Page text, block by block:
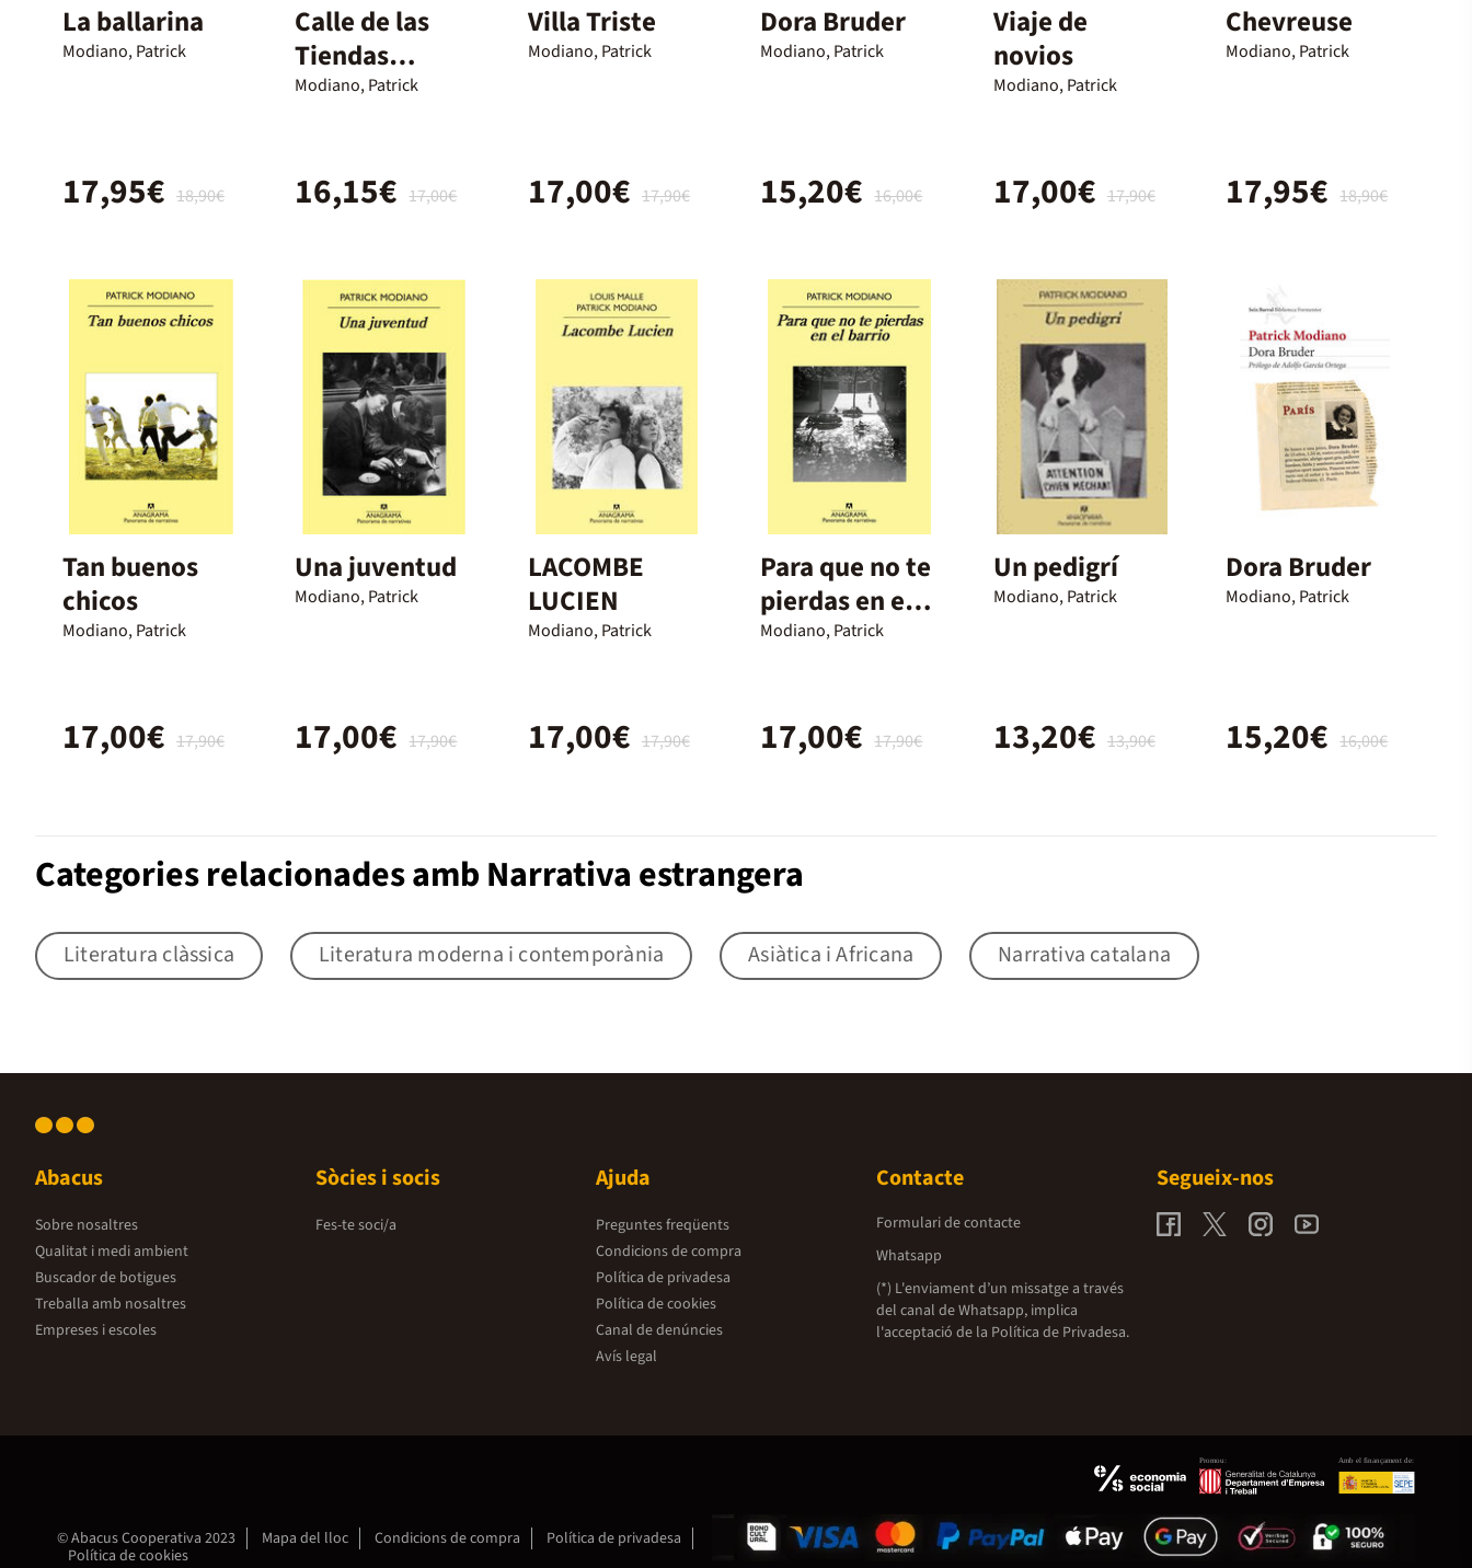
La ballarina
Modiano, Patrick
18,90€
17,95€
Calle de las
Tiendas
Oscuras
Modiano, Patrick
17,00€
16,15€
Villa Triste
Modiano, Patrick
17,90€
17,00€
Dora Bruder
Modiano, Patrick
16,00€
15,20€
Viaje de
novios
Modiano, Patrick
17,90€
17,00€
Chevreuse
Modiano, Patrick
18,90€
17,95€
Tan buenos
chicos
Modiano, Patrick
17,90€
17,00€
Una juventud
Modiano, Patrick
17,90€
17,00€
LACOMBE
LUCIEN
Modiano, Patrick
17,90€
17,00€
Para que no te
pierdas en el
barrio
Modiano, Patrick
17,90€
17,00€
Un pedigrí
Modiano, Patrick
13,90€
13,20€
Dora Bruder
Modiano, Patrick
16,00€
15,20€
Categories relacionades amb Narrativa estrangera
Literatura clàssica Literatura moderna i contemporània Asiàtica i Africana Narrativa catalana
Abacus
Sobre nosaltres
Qualitat i medi ambient
Buscador de botigues
Treballa amb nosaltres
Empreses i escoles
Sòcies i socis
Fes-te soci/a
Ajuda
Preguntes freqüents
Condicions de compra
Política de privadesa
Política de cookies
Canal de denúncies
Avís legal
Contacte
Formulari de contacte
Whatsapp
(*) L'enviament d’un missatge a través
del canal de Whatsapp, implica
l'acceptació de la Política de Privadesa.
Segueix-nos
Promou: Amb el finançament de:
© Abacus Cooperativa 2023 Mapa del lloc Condicions de compra
Política de privadesa
Política de cookies